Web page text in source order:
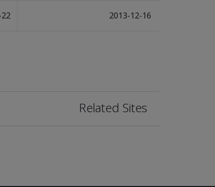
2013-12-16
Related Sites